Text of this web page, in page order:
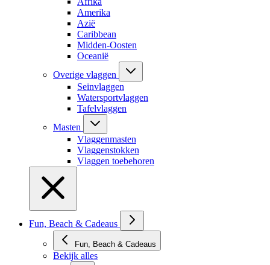
Amerika
Azië
Caribbean
Midden-Oosten
Oceanië
Overige vlaggen
Seinvlaggen
Watersportvlaggen
Tafelvlaggen
Masten
Vlaggenmasten
Vlaggenstokken
Vlaggen toebehoren
Fun, Beach & Cadeaus
Fun, Beach & Cadeaus
Bekijk alles